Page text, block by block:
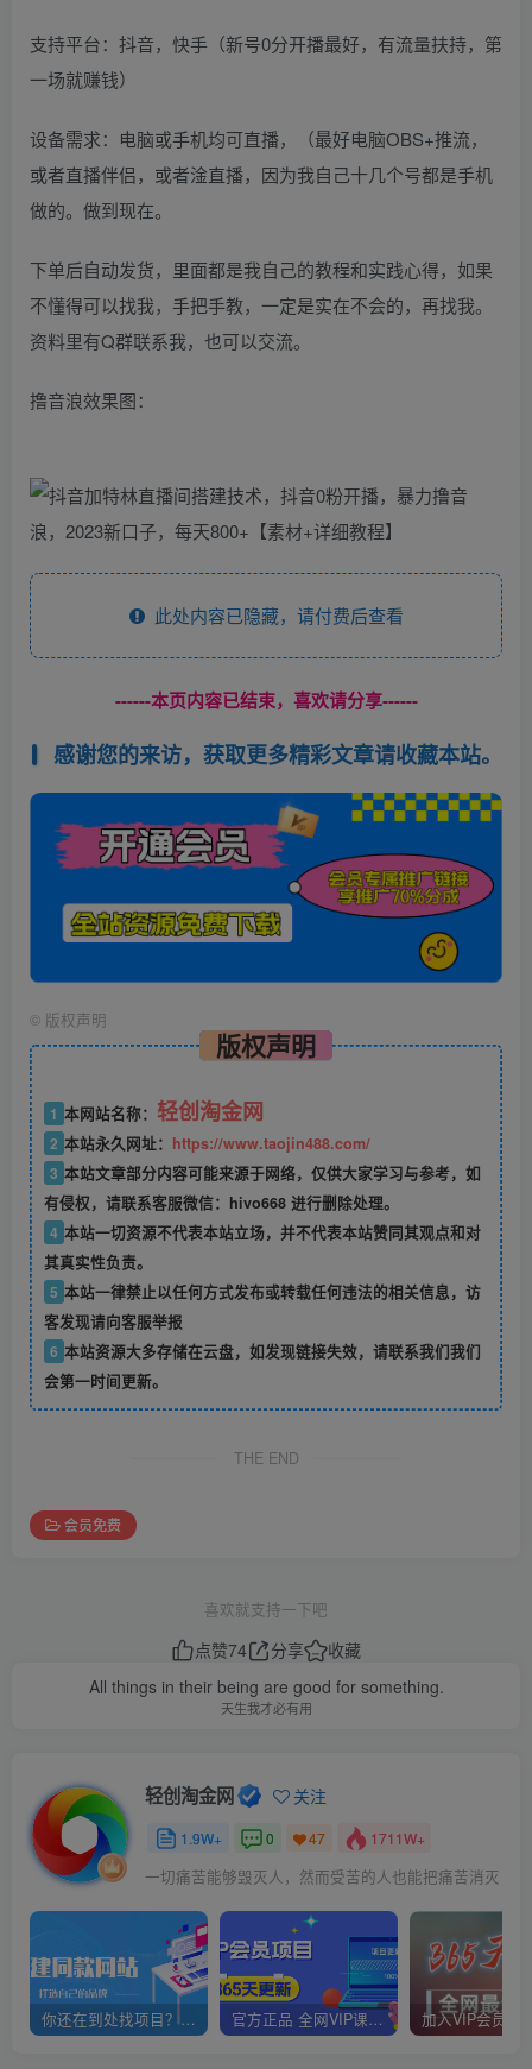
支持平台：抖音，快手（新号0分开播最好，有流量扶持，第
一场就赚钱）
设备需求：电脑或手机均可直播，（最好电脑OBS+推流，
或者直播伴侣，或者淦直播，因为我自己十几个号都是手机
做的。做到现在。
下单后自动发货，里面都是我自己的教程和实践心得，如果
不懂得可以找我，手把手教，一定是实在不会的，再找我。
资料里有Q群联系我，也可以交流。
撸音浪效果图：
此处内容已隐藏，请付费后查看
------本页内容已结束，喜欢请分享------
感谢您的来访，获取更多精彩文章请收藏本站。
© 版权声明
版权声明
1 本网站名称： 轻创淘金网
2 本站永久网址： https://www.taojin488.com/
3 本站文章部分内容可能来源于网络，仅供大家学习与参考，如
有侵权，请联系客服微信：hivo668 进行删除处理。
4 本站一切资源不代表本站立场，并不代表本站赞同其观点和对
其真实性负责。
5 本站一律禁止以任何方式发布或转载任何违法的相关信息，访
客发现请向客服举报
6 本站资源大多存储在云盘，如发现链接失效，请联系我们我们
会第一时间更新。
THE END
会员免费
喜欢就支持一下吧
点赞74 分享
收藏
All things in their being are good for something.
天生我才必有用
轻创淘金网 关注
1.9W+ 0 47 1711W+
一切痛苦能够毁灭人，然而受苦的人也能把痛苦消灭
你还在到处找项目？还在当韭菜？我靠网创资源站一个月赚5万+，曾经我也是个失败者。 官方正品 全网VIP课程 无损下载~